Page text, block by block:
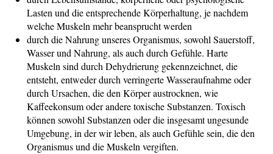
Lasten und die entsprechende Körperhaltung, je nachdem
welche Muskeln mehr beansprucht werden
durch die Nahrung unseres Organismus, sowohl Sauerstoff,
Wasser und Nahrung, als auch durch Gefühle. Harte
Muskeln sind durch Dehydrierung gekennzeichnet, die
entsteht, entweder durch verringerte Wasseraufnahme oder
durch Ursachen, die den Körper austrocknen, wie
Kaffeekonsum oder andere toxische Substanzen. Toxisch
können sowohl Substanzen oder die insgesamt ungesunde
Umgebung, in der wir leben, als auch Gefühle sein, die den
Organismus und die Muskeln vergiften.